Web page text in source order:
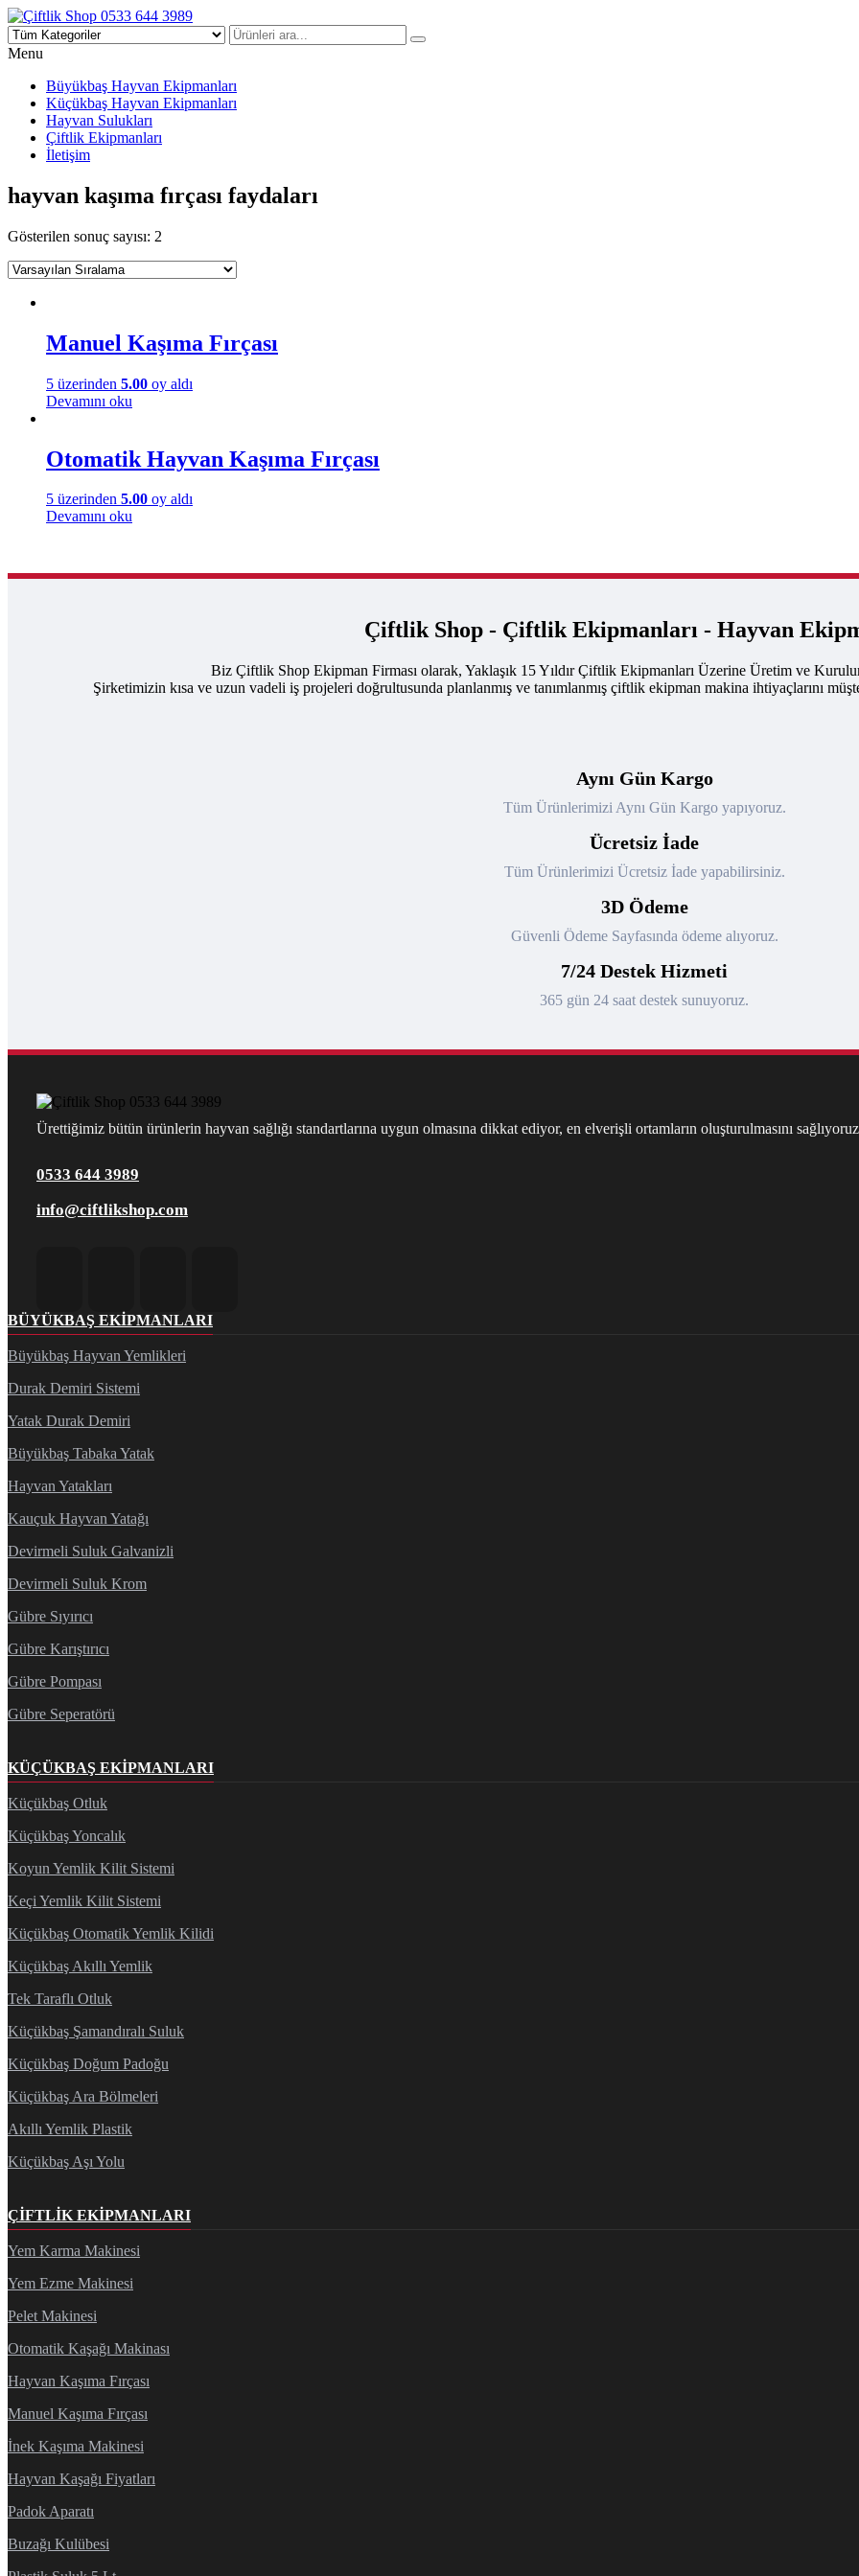
Çiftlik Shop 0533 644 3989
Menu
Büyükbaş Hayvan Ekipmanları
Küçükbaş Hayvan Ekipmanları
Hayvan Sulukları
Çiftlik Ekipmanları
İletişim
hayvan kaşıma fırçası faydaları
Gösterilen sonuç sayısı: 2
Manuel Kaşıma Fırçası
5 üzerinden 5.00 oy aldı
Devamını oku
Otomatik Hayvan Kaşıma Fırçası
5 üzerinden 5.00 oy aldı
Devamını oku
Çiftlik Shop - Çiftlik Ekipmanları - Hayvan
Biz Çiftlik Shop Ekipman Firması olarak, Yaklaşık 15 Yıldır Çiftlik Ekipmanları Üzerine Üretim ve
Şirketimizin kısa ve uzun vadeli iş projeleri doğrultusunda planlanmış ve tanımlanmış çiftlik ekipman makina ihtiyaçlarını
Aynı Gün Kargo
Tüm Ürünlerimizi Aynı Gün Kargo yapıyoruz.
Ücretsiz İade
Tüm Ürünlerimizi Ücretsiz İade yapabilirsiniz.
3D Ödeme
Güvenli Ödeme Sayfasında ödeme alıyoruz.
7/24 Destek Hizmeti
365 gün 24 saat destek sunuyoruz.
Ürettiğimiz bütün ürünlerin hayvan sağlığı standartlarına uygun olmasına dikkat ediyor, en elverişli ortamların oluşturulmasını
0533 644 3989
info@ciftlikshop.com
BÜYÜKBAŞ EKIPMANLARI
Büyükbaş Hayvan Yemlikleri
Durak Demiri Sistemi
Yatak Durak Demiri
Büyükbaş Tabaka Yatak
Hayvan Yatakları
Kauçuk Hayvan Yatağı
Devirmeli Suluk Galvanizli
Devirmeli Suluk Krom
Gübre Sıyırıcı
Gübre Karıştırıcı
Gübre Pompası
Gübre Seperatörü
KÜÇÜKBAŞ EKIPMANLARI
Küçükbaş Otluk
Küçükbaş Yoncalık
Koyun Yemlik Kilit Sistemi
Keçi Yemlik Kilit Sistemi
Küçükbaş Otomatik Yemlik Kilidi
Küçükbaş Akıllı Yemlik
Tek Taraflı Otluk
Küçükbaş Şamandıralı Suluk
Küçükbaş Doğum Padoğu
Küçükbaş Ara Bölmeleri
Akıllı Yemlik Plastik
Küçükbaş Aşı Yolu
ÇIFTLIK EKIPMANLARI
Yem Karma Makinesi
Yem Ezme Makinesi
Pelet Makinesi
Otomatik Kaşağı Makinası
Hayvan Kaşıma Fırçası
Manuel Kaşıma Fırçası
İnek Kaşıma Makinesi
Hayvan Kaşağı Fiyatları
Padok Aparatı
Buzağı Kulübesi